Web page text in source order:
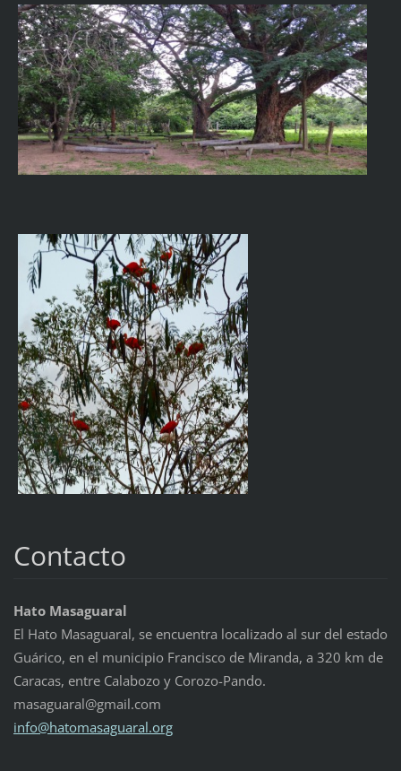
Contacto
Hato Masaguaral
El Hato Masaguaral, se encuentra localizado al sur del estado
Guárico, en el municipio Francisco de Miranda, a 320 km de
Caracas, entre Calabozo y Corozo-Pando.
masaguaral@gmail.com
info@hatomasaguaral.org